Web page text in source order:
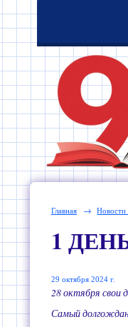
Главная →
1
29 октября 2024 г.
28 октября свои
Самый